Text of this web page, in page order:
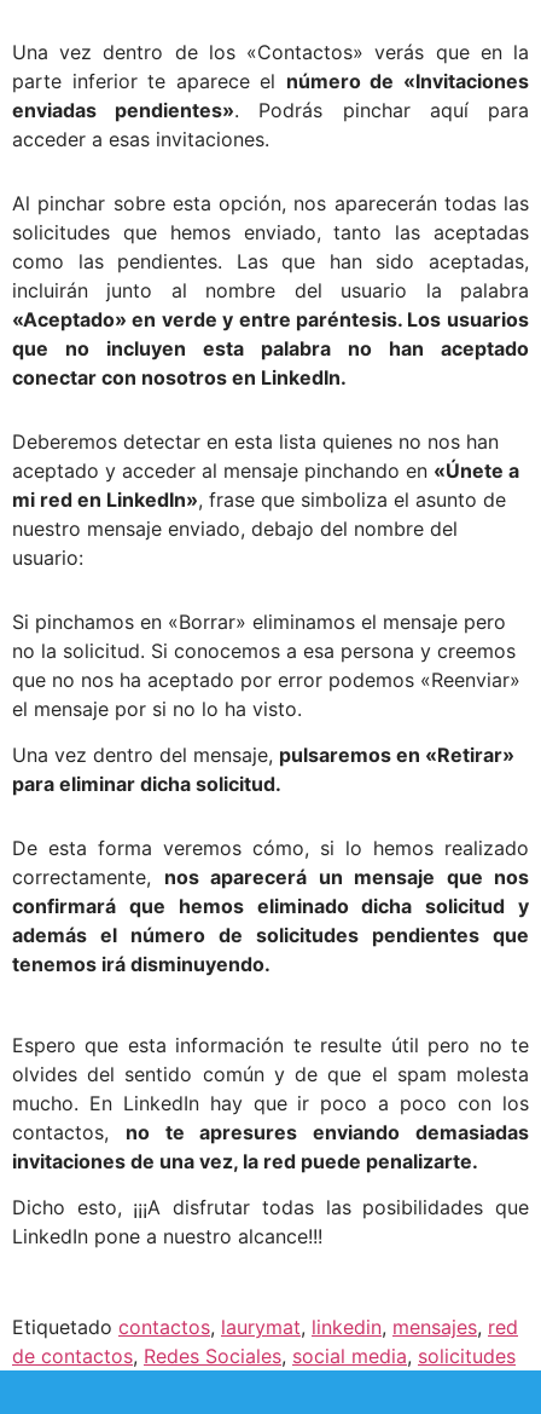
Una vez dentro de los «Contactos» verás que en la
parte inferior te aparece el número de «Invitaciones
enviadas pendientes». Podrás pinchar aquí para
acceder a esas invitaciones.
Al pinchar sobre esta opción, nos aparecerán todas las
solicitudes que hemos enviado, tanto las aceptadas
como las pendientes. Las que han sido aceptadas,
incluirán junto al nombre del usuario la palabra
«Aceptado» en verde y entre paréntesis. Los usuarios
que no incluyen esta palabra no han aceptado
conectar con nosotros en LinkedIn.
Deberemos detectar en esta lista quienes no nos han
aceptado y acceder al mensaje pinchando en «Únete a
mi red en LinkedIn», frase que simboliza el asunto de
nuestro mensaje enviado, debajo del nombre del
usuario:
Si pinchamos en «Borrar» eliminamos el mensaje pero
no la solicitud. Si conocemos a esa persona y creemos
que no nos ha aceptado por error podemos «Reenviar»
el mensaje por si no lo ha visto.
Una vez dentro del mensaje, pulsaremos en «Retirar»
para eliminar dicha solicitud.
De esta forma veremos cómo, si lo hemos realizado
correctamente, nos aparecerá un mensaje que nos
confirmará que hemos eliminado dicha solicitud y
además el número de solicitudes pendientes que
tenemos irá disminuyendo.
Espero que esta información te resulte útil pero no te
olvides del sentido común y de que el spam molesta
mucho. En LinkedIn hay que ir poco a poco con los
contactos, no te apresures enviando demasiadas
invitaciones de una vez, la red puede penalizarte.
Dicho esto, ¡¡¡A disfrutar todas las posibilidades que
LinkedIn pone a nuestro alcance!!!
Etiquetado contactos, laurymat, linkedin, mensajes, red
de contactos, Redes Sociales, social media, solicitudes